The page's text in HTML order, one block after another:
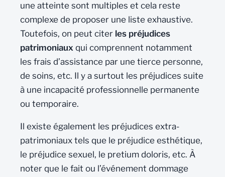
une atteinte sont multiples et cela reste
complexe de proposer une liste exhaustive.
Toutefois, on peut citer les préjudices
patrimoniaux qui comprennent notamment
les frais d’assistance par une tierce personne,
de soins, etc. Il y a surtout les préjudices suite
à une incapacité professionnelle permanente
ou temporaire.
Il existe également les préjudices extra-
patrimoniaux tels que le préjudice esthétique,
le préjudice sexuel, le pretium doloris, etc. À
noter que le fait ou l’événement dommage